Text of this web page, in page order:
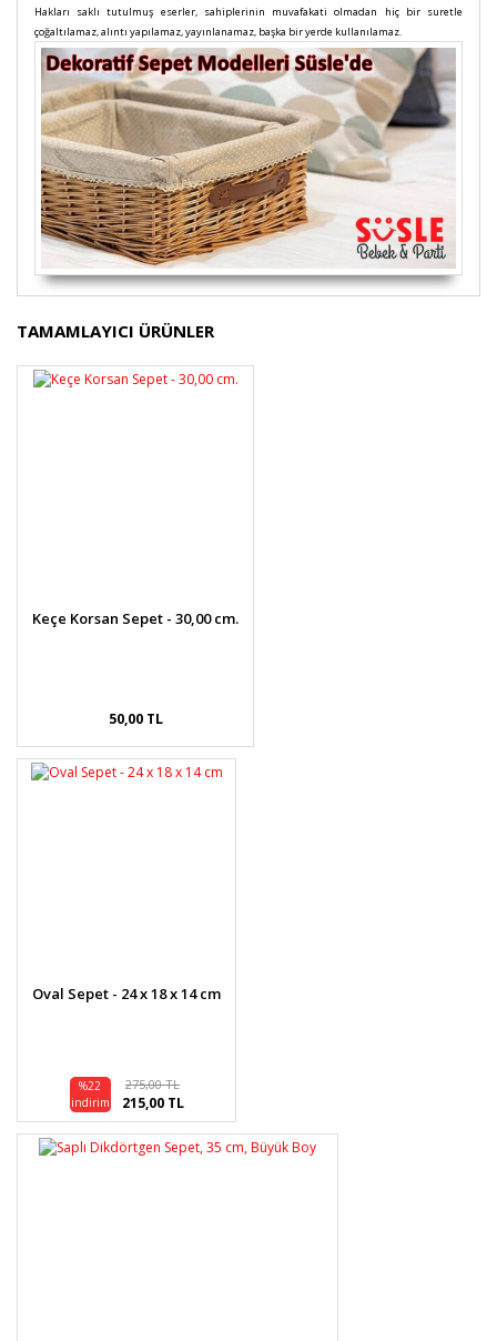
Hakları saklı tutulmuş eserler, sahiplerinin muvafakati olmadan hiç bir suretle
çoğaltılamaz, alıntı yapılamaz, yayınlanamaz, başka bir yerde kullanılamaz.
Bu ürünün fiyat bilgisi, resim, ürün açıklamalarında ve
diğer konularda yetersiz gördüğünüz noktaları öneri
formunu kullanarak tarafımıza iletebilirsiniz.
Görüş ve önerileriniz için teşekkür ederiz.
TAMAMLAYICI ÜRÜNLER
Keçe Korsan Sepet - 30,00 cm.
50,00 TL
Oval Sepet - 24 x 18 x 14 cm
%22
indirim
275,00 TL
215,00 TL